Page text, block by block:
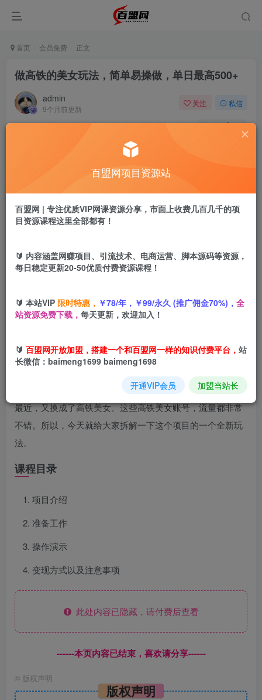
首页 会员免费 正文
做高铁的美女玩法，简单易操做，单日最高500+
admin
9个月前更新
关注 私信
62 20
做高铁的美女玩法，简单易操做，单日最高500+
此内容为付费阅读，请付费后查看
盟币9.9
黄金会员 免费
您当前未登录！建议登陆后购买，可保存购买订单
项目介绍
不管哪个平台，不管任何时候，美女都是流量密码。想要快
号。前段时间，美女跳舞比较多。
最近，又换成了高铁美女。这些高铁美女账号，流量都非常
不错。所以，今天就给大家拆解一下这个项目的一个全新玩
法。
课程目录
项目介绍
准备工作
操作演示
变现方式以及注意事项
此处内容已隐藏，请付费后查看
------本页内容已结束，喜欢请分享------
© 版权声明
版权声明
百盟网项目资源站
百盟网 | 专注优质VIP网课资源分享，市面上收费几百几千的项
目资源课程这里全部都有！
🔰 内容涵盖网赚项目、引流技术、电商运营、脚本源码等资源，
每日稳定更新20-50优质付费资源课程！
🔰 本站VIP 限时特惠， ￥78/年，￥99/永久 (推广佣金70%)， 全
站资源免费下载， 每天更新，欢迎加入！
🔰 百盟网开放加盟，搭建一个和百盟网一样的知识付费平台， 站
长微信：baimeng1699 baimeng1698
开通VIP会员 加盟当站长